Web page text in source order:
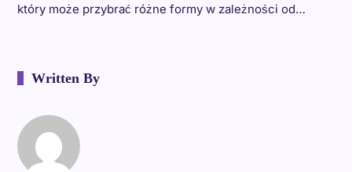
który może przybrać różne formy w zależności od…
Written By